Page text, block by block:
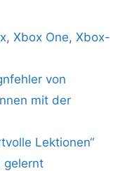
,Xbox One,Xbox-
von
mit der
Lektionen“
gelernt